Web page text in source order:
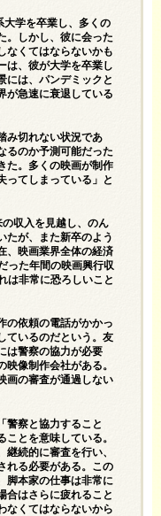
大学を卒業し、多くの
。しかし、彼に会った
なくてはならないかも
は、彼が大学を卒業し
には、パンデミックと
が急速に衰退している
み切れない状況であ
るのか予測可能だった
た。多くの映画が制作
ってしまっている」と
収入を見越し、のん
たが、また新卒のよう
、映画業界全体の経済
った年間の映画興行収
は非常に恐ろしいこと
の依頼の電話がかかっ
ているのだという。友
は警察の協力が必要
映像制作会社がある。
画の審査が通過しない
警察と協力すること
ことを意味している。
継続的に審査を行い、
れる必要がある。この
脚本家の仕事は非常に
合はさらに疲れること
なくてはならないから